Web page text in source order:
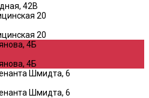
42В
20
20
4Б
4Б
Шмидта, 6
Шмидта, 6